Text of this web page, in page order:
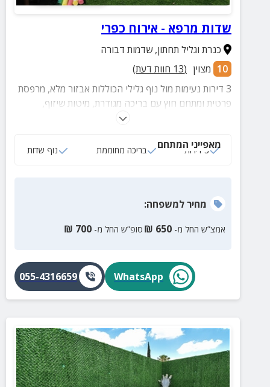
שדות מרפא - אירוח כפרי
כנרת וגליל תחתון,שדמות דבורה
10 מצוין (
13 חוות דעת)
3 דירות נעימות מול נוף גלילי הכוללות אבזור מלא, מרפסת
פרטית ומתחם חוץ עם בריכה מגודרת, מיטות שיזוף,
מאפייני המתחם
3 דירות בריכה מחוממת נוף שדות
מחירלמשפחה:
אמצ”ש החל מ- 650
₪ סופ”ש החל מ- 700
₪
WhatsApp
055-4316659